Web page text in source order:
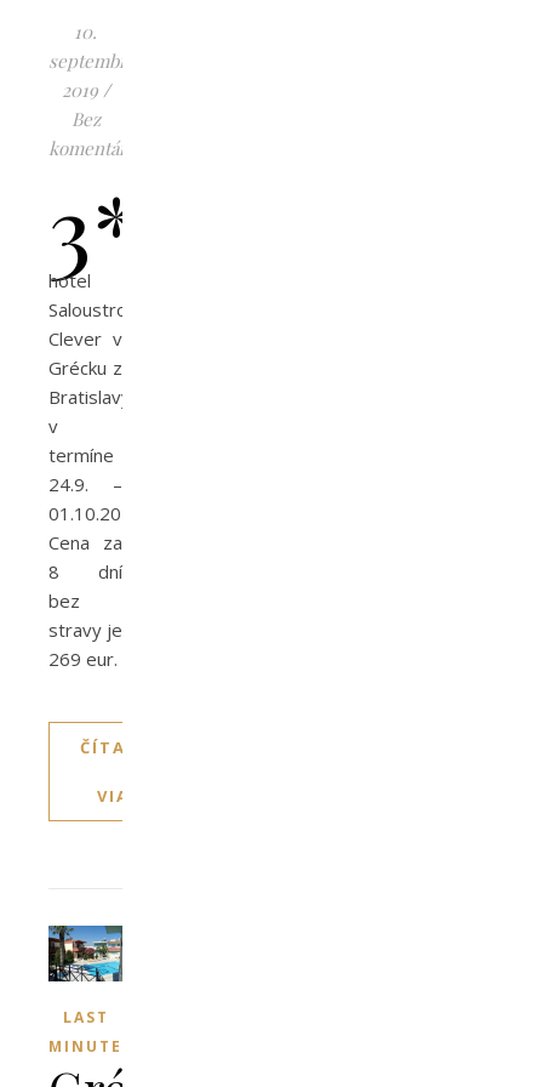
10.
septembra
2019 /
Bez
komentárov
3*
hotel
Saloustros
Clever v
Grécku z
Bratislavy
v
termíne
24.9. –
01.10.2019.
Cena za
8 dní
bez
stravy je
269 eur.
ČÍTAJTE
VIAC
LAST
MINUTE